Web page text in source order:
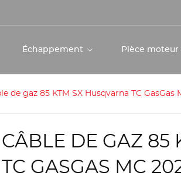
Échappement Pièce moteur
de gaz 85 KTM SX Husqvarna TC GasGas
CÂBLE DE GAZ 85
TC GASGAS MC